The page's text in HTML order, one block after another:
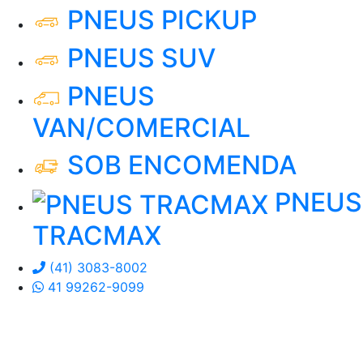
PNEUS PICKUP
PNEUS SUV
PNEUS
VAN/COMERCIAL
SOB ENCOMENDA
PNEUS
TRACMAX
(41) 3083-8002
41 99262-9099